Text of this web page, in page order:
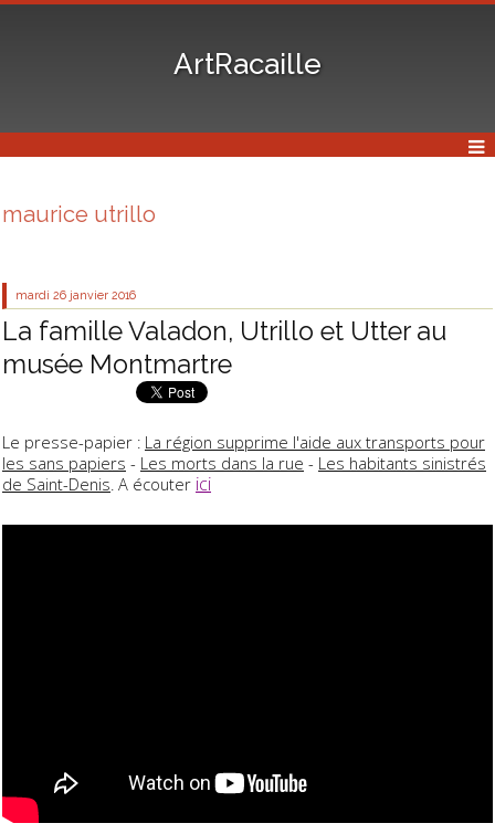
ArtRacaille
maurice utrillo
mardi 26 janvier 2016
La famille Valadon, Utrillo et Utter au
musée Montmartre
Le presse-papier : La région supprime l'aide aux transports pour
les sans papiers - Les morts dans la rue - Les habitants sinistrés
de Saint-Denis. A écouter ici